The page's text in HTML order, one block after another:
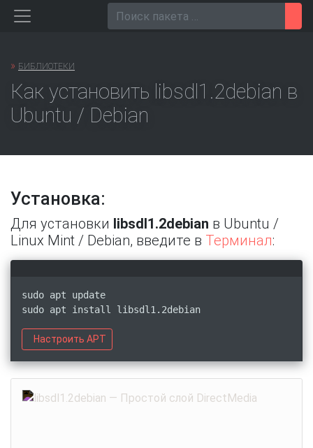
Перейти
» БИБЛИОТЕКИ
Как установить libsdl1.2debian в
Ubuntu / Debian
Установка:
Для установки libsdl1.2debian в Ubuntu /
Linux Mint / Debian, введите в Терминал:
sudo apt update
sudo apt install libsdl1.2debian
Настроить APT